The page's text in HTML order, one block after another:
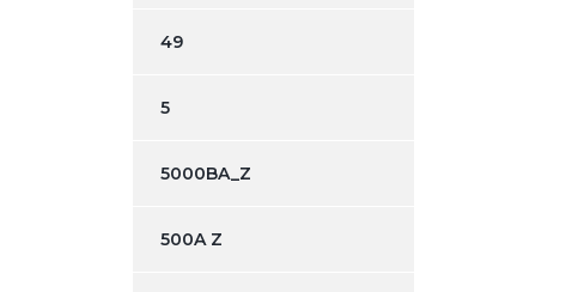
49
5
5000BA_Z
500A Z